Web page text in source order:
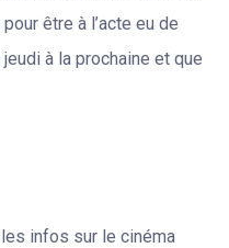
être à l’acte eu de
à la prochaine et que
infos sur le cinéma